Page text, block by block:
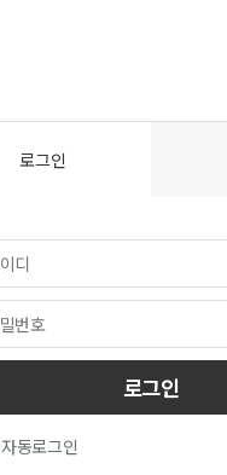
로그인
로그인
자동로그인